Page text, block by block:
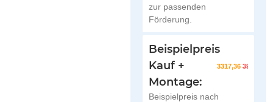
zur passenden
Förderung.
Beispielpreis
Kauf +
Montage:
3317,36 3902,78
Beispielpreis nach